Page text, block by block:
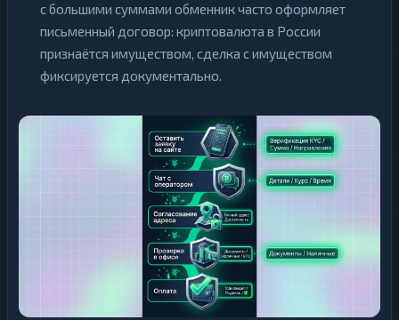
с большими суммами обменник часто оформляет
письменный договор: криптовалюта в России
признаётся имуществом, сделка с имуществом
фиксируется документально.